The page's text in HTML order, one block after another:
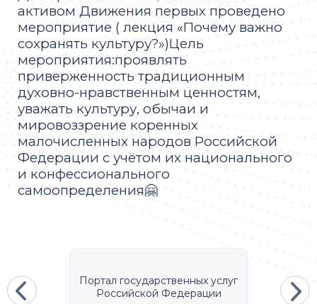
активом Движения первых проведено
мероприятие ( лекция «Почему важно
сохранять культуру?»)Цель
мероприятия:проявлять
приверженность традиционным
духовно-нравственным ценностям,
уважать культуру, обычаи и
мировоззрение коренных
малочисленных народов Российской
Федерации с учётом их национального
и конфессионального
самоопределения🤗
Портал государственных услуг
Российской Федерации